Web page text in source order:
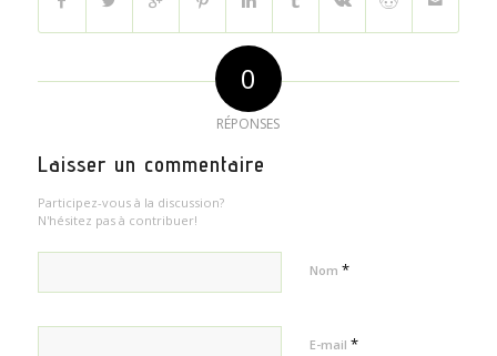
0
RÉPONSES
Laisser un commentaire
Participez-vous à la discussion?
N'hésitez pas à contribuer!
Nom *
E-mail *